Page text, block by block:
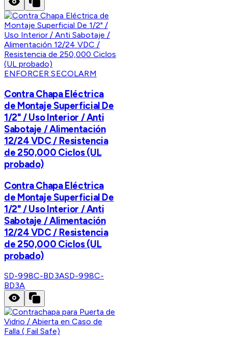
ENFORCER SECOLARM
Contra Chapa Eléctrica
de Montaje Superficial De
1/2" / Uso Interior / Anti
Sabotaje / Alimentación
12/24 VDC / Resistencia
de 250,000 Ciclos (UL
probado)
Contra Chapa Eléctrica
de Montaje Superficial De
1/2" / Uso Interior / Anti
Sabotaje / Alimentación
12/24 VDC / Resistencia
de 250,000 Ciclos (UL
probado)
SD-998C-BD3ASD-998C-
BD3A